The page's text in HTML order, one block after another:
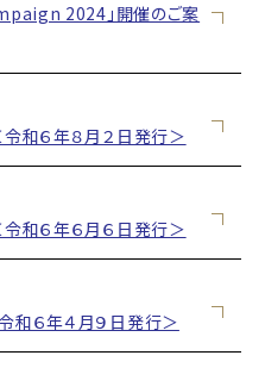
2024」開催のご案
和６年８月２日発行＞
和６年６月６日発行＞
和６年４月９日発行＞